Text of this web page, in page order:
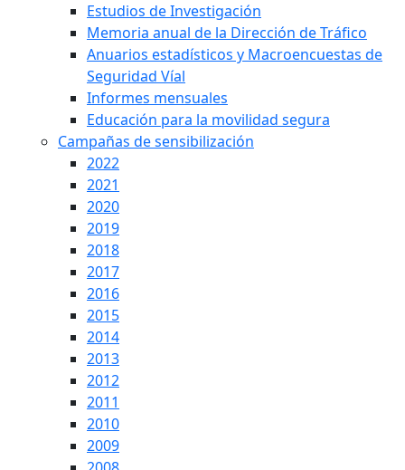
Estudios de Investigación
Memoria anual de la Dirección de Tráfico
Anuarios estadísticos y Macroencuestas de
Seguridad Víal
Informes mensuales
Educación para la movilidad segura
Campañas de sensibilización
2022
2021
2020
2019
2018
2017
2016
2015
2014
2013
2012
2011
2010
2009